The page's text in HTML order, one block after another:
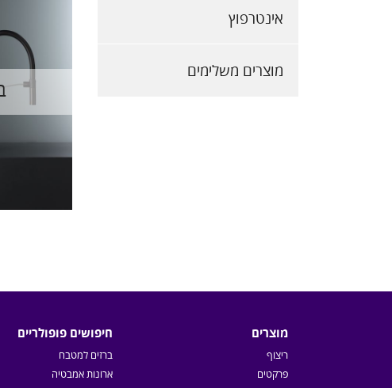
אינטרפוץ
מוצרים משלימים
מוצרים
ריצוף
פרקטים
חיפושים פופולריים
ברזים למטבח
ארונות אמבטיה